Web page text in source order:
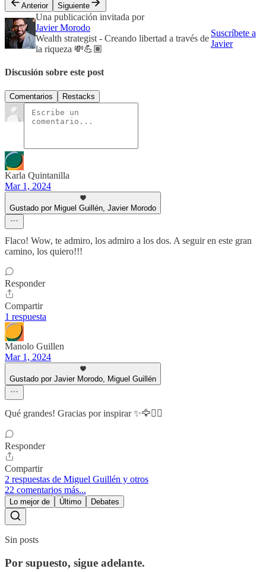
Anterior
Siguiente
Una publicación invitada por
Javier Morodo
Wealth strategist - Creando libertad a través de
la riqueza 💸💪🏽
Suscríbete a
Javier
Discusión sobre este post
Comentarios Restacks
Karla Quintanilla
Mar 1, 2024
Gustado por Miguel Guillén, Javier Morodo
Flaco! Wow, te admiro, los admiro a los dos. A seguir en este gran
camino, los quiero!!!
Responder
Compartir
1 respuesta
Manolo Guillen
Mar 1, 2024
Gustado por Javier Morodo, Miguel Guillén
Qué grandes! Gracias por inspirar ✨🦅🧙‍♂️
Responder
Compartir
2 respuestas de Miguel Guillén y otros
22 comentarios más...
Lo mejor de Último Debates
Sin posts
Por supuesto, sigue adelante.